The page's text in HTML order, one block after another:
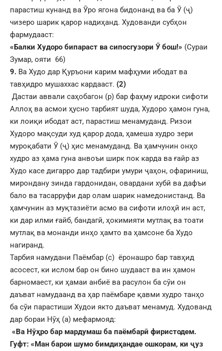
парастиш кунанд ва Ӯро ягона бидонанд ва ба Ӯ (ҷ)
чизеро шарик қарор надиҳанд. Худованди субҳон
фармудааст:
«Балки Худоро бипараст ва сипосгузори Ӯ бош!» (Сураи
Зумар, ояти 66)
9. Ва Худо дар Қуръони карим мафҳуми ибодат ва
тавҳидро мушаххас кардааст. (2)
Дастаи аввали саҳобагон (р) бар фаҳму идроки сифоти
Аллоҳ ва асмои ҳусно тарбият шуда, Худоро ҳамон гуна,
ки лоиқи ибодат аст, парастиш менамуданд. Ризои
Худоро мақсуди худ қарор дода, ҳамеша худро зери
муроқабати Ӯ (ҷ) ҳис менамуданд. Ва ҳамчунин онҳо
худро аз ҳама гуна анвоъи ширк пок карда ва ғайр аз
Худо касе дигарро дар тадбири умури ҷаҳон, офариниш,
мирондану зинда гардонидан, овардани хубӣ ва дафъи
бало ва тасарруфи дар олам шарик намедонистанд. Ва
ҳамчунин аз муқтазиёти асмо ва сифоти илоҳӣ ин аст,
ки дар илми ғайб, бандагӣ, ҳокимияти мутлақ ва тоати
мутлақ ва монанди инҳо ҳамто ва ҳамсоне ба Худо
нагиранд.
Тарбия намудани Паёмбар (с) ёронашро бар тавҳид
асосест, ки ислом бар он бино шудааст ва ин ҳамон
барномаест, ки ҳамаи анбиё ва расулон ба сӯи он
даъват намудаанд ва ҳар паёмбаре қавми худро танҳо
ба сӯи парастиши Худои якто даъват менамуд. Худованд
дар бораи Нӯҳ (а) мефармояд:
«Ва Нӯҳро бар мардумаш ба паёмбарӣ фиристодем.
Гуфт: «Ман барои шумо бимдиҳандае ошкорам, ки ҷуз